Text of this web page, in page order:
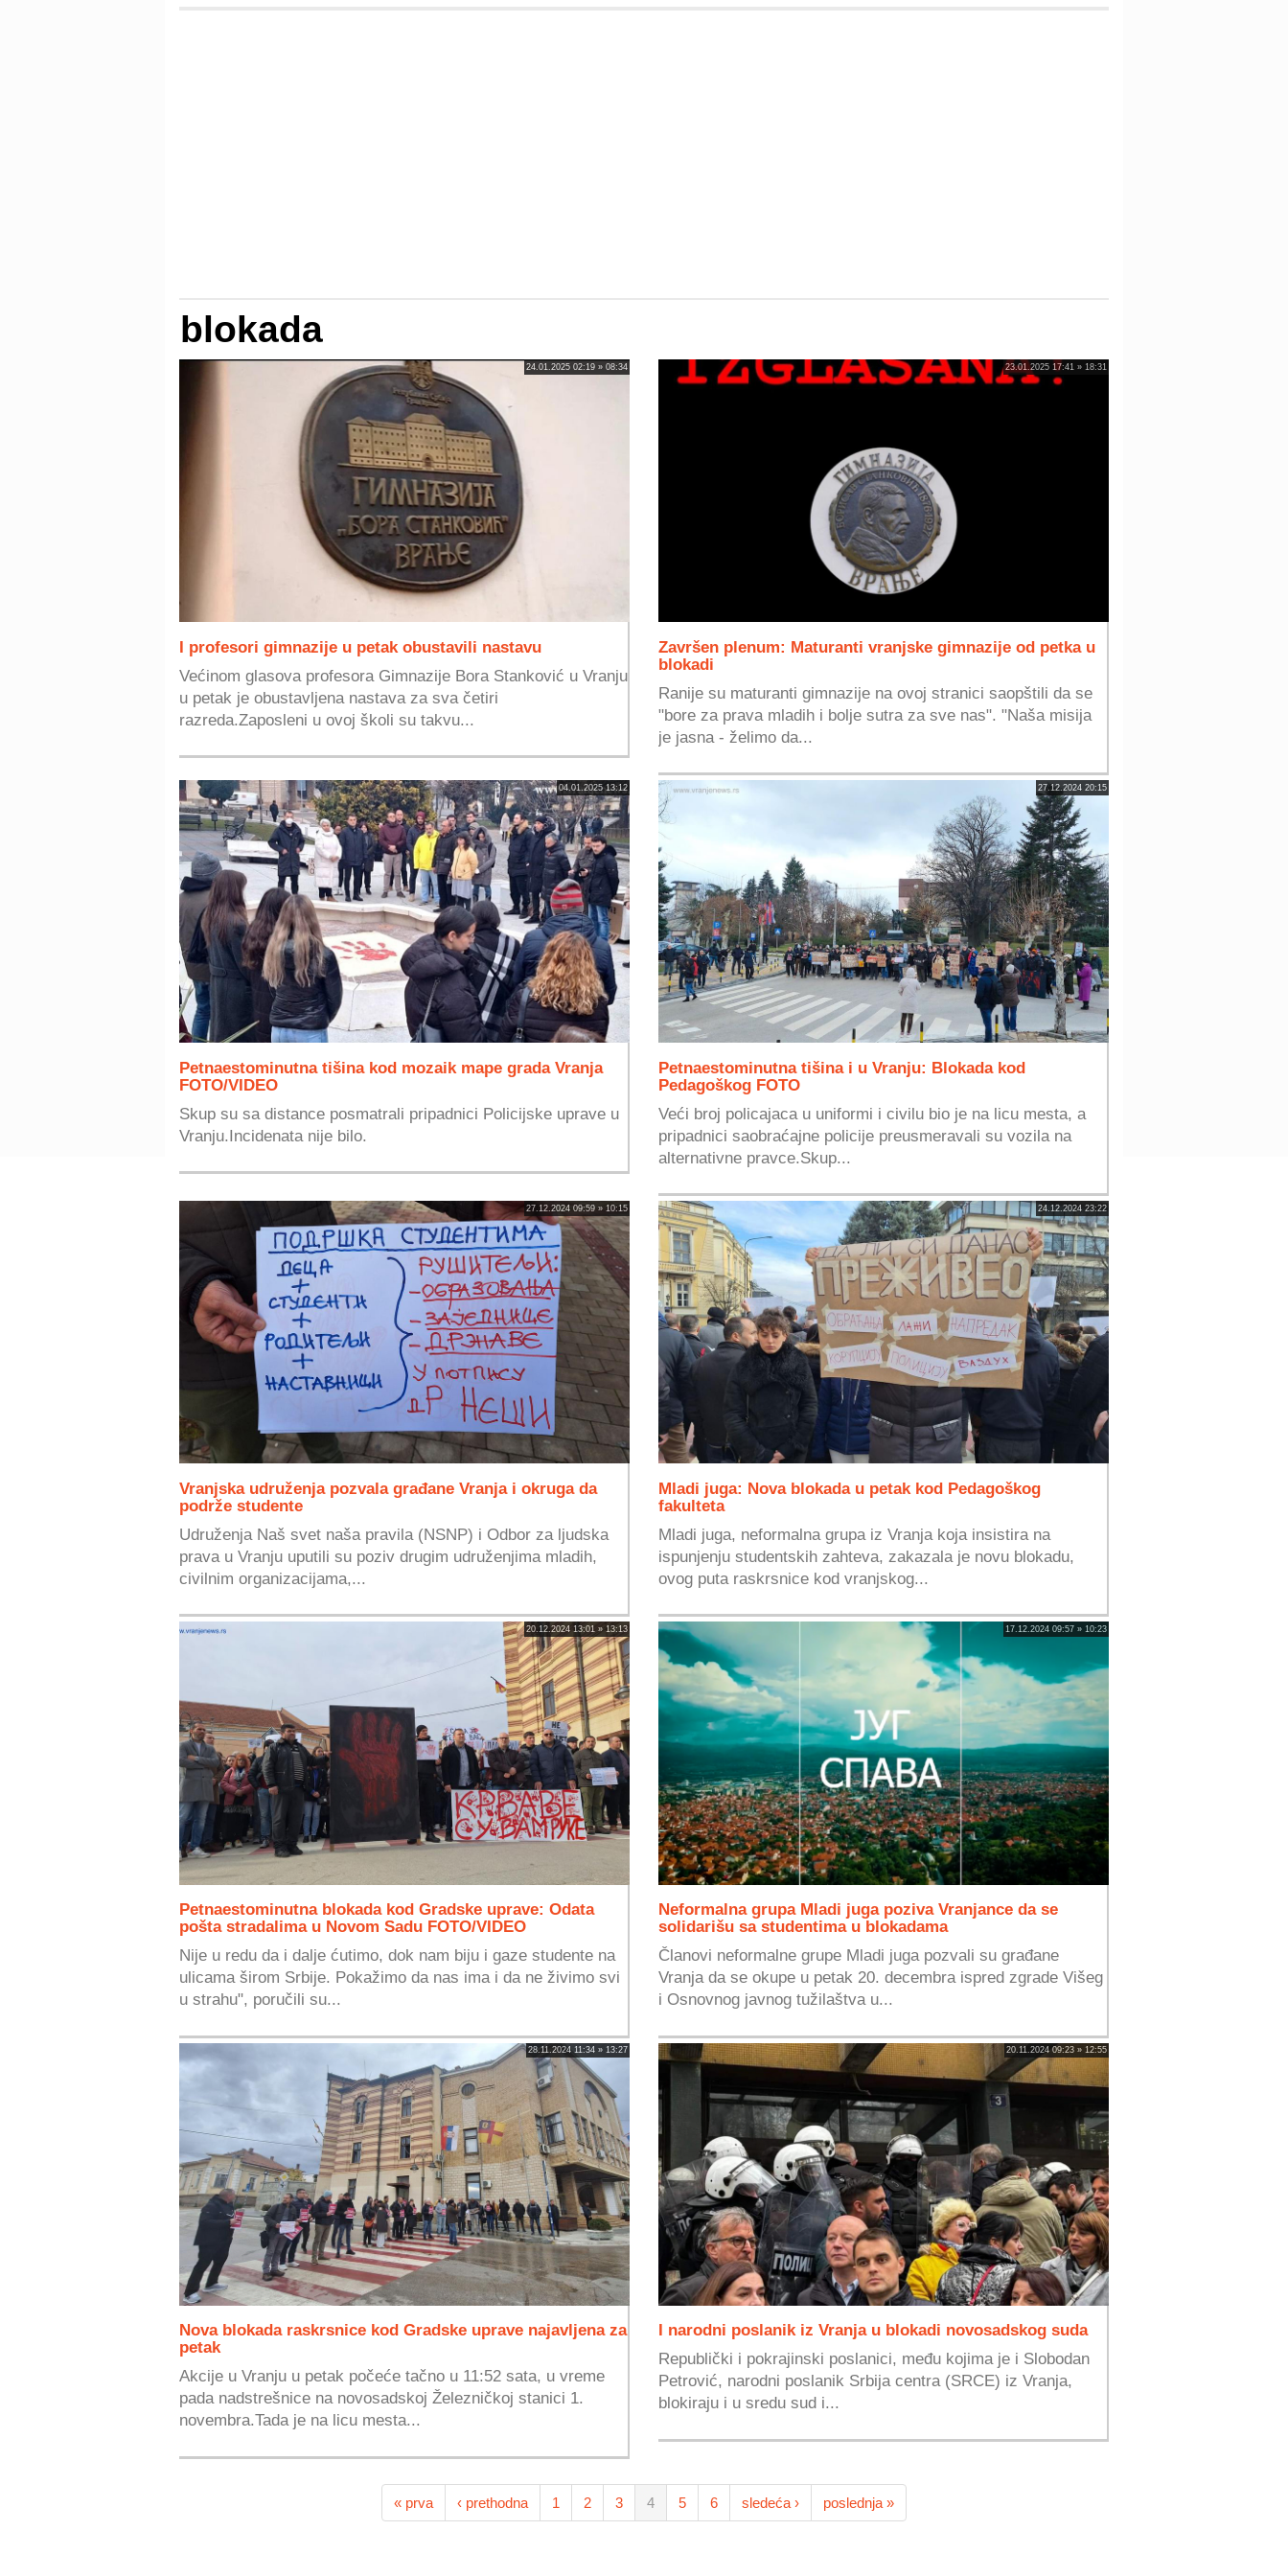
blokada
24.01.2025 02:19 » 08:34
I profesori gimnazije u petak obustavili nastavu
Većinom glasova profesora Gimnazije Bora Stanković u Vranju
u petak je obustavljena nastava za sva četiri
razreda.Zaposleni u ovoj školi su takvu...
23.01.2025 17:41 » 18:31
Završen plenum: Maturanti vranjske gimnazije od petka u
blokadi
Ranije su maturanti gimnazije na ovoj stranici saopštili da se
"bore za prava mladih i bolje sutra za sve nas". "Naša misija
je jasna - želimo da...
04.01.2025 13:12
Petnaestominutna tišina kod mozaik mape grada Vranja
FOTO/VIDEO
Skup su sa distance posmatrali pripadnici Policijske uprave u
Vranju.Incidenata nije bilo.
27.12.2024 20:15
Petnaestominutna tišina i u Vranju: Blokada kod
Pedagoškog FOTO
Veći broj policajaca u uniformi i civilu bio je na licu mesta, a
pripadnici saobraćajne policije preusmeravali su vozila na
alternativne pravce.Skup...
27.12.2024 09:59 » 10:15
Vranjska udruženja pozvala građane Vranja i okruga da
podrže studente
Udruženja Naš svet naša pravila (NSNP) i Odbor za ljudska
prava u Vranju uputili su poziv drugim udruženjima mladih,
civilnim organizacijama,...
24.12.2024 23:22
Mladi juga: Nova blokada u petak kod Pedagoškog
fakulteta
Mladi juga, neformalna grupa iz Vranja koja insistira na
ispunjenju studentskih zahteva, zakazala je novu blokadu,
ovog puta raskrsnice kod vranjskog...
20.12.2024 13:01 » 13:13
Petnaestominutna blokada kod Gradske uprave: Odata
pošta stradalima u Novom Sadu FOTO/VIDEO
Nije u redu da i dalje ćutimo, dok nam biju i gaze studente na
ulicama širom Srbije. Pokažimo da nas ima i da ne živimo svi
u strahu", poručili su...
17.12.2024 09:57 » 10:23
Neformalna grupa Mladi juga poziva Vranjance da se
solidarišu sa studentima u blokadama
Članovi neformalne grupe Mladi juga pozvali su građane
Vranja da se okupe u petak 20. decembra ispred zgrade Višeg
i Osnovnog javnog tužilaštva u...
28.11.2024 11:34 » 13:27
Nova blokada raskrsnice kod Gradske uprave najavljena za
petak
Akcije u Vranju u petak počeće tačno u 11:52 sata, u vreme
pada nadstrešnice na novosadskoj Železničkoj stanici 1.
novembra.Tada je na licu mesta...
20.11.2024 09:23 » 12:55
I narodni poslanik iz Vranja u blokadi novosadskog suda
Republički i pokrajinski poslanici, među kojima je i Slobodan
Petrović, narodni poslanik Srbija centra (SRCE) iz Vranja,
blokiraju i u sredu sud i...
« prva ‹ prethodna 1 2 3 4 5 6 sledeća › poslednja »